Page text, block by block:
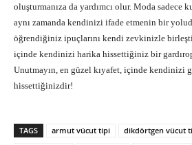
oluşturmanıza da yardımcı olur. Moda sadece
aynı zamanda kendinizi ifade etmenin bir
öğrendiğiniz ipuçlarını kendi zevkinizle
içinde kendinizi harika hissettiğiniz bir
Unutmayın, en güzel kıyafet, içinde kendinizi
hissettiğinizdir!
TAGS armut vücut tipi dikdörtgen vücut